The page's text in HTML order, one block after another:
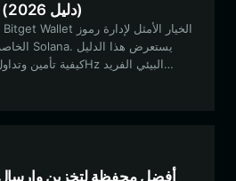
واستخدام auracat (دليل 2026)